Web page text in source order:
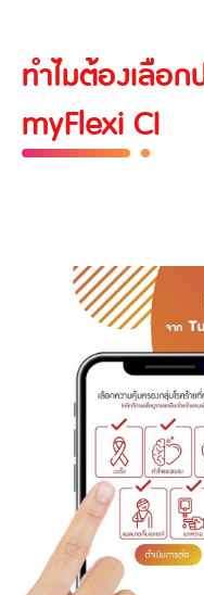
ทำไมต้องเลือก
myFlexi CI